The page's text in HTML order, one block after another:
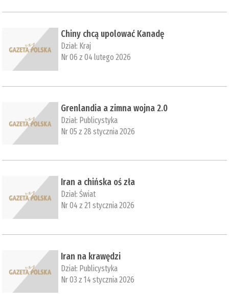
Chiny chcą upolować Kanadę
Dział: Kraj
Nr 06 z 04 lutego 2026
Grenlandia a zimna wojna 2.0
Dział: Publicystyka
Nr 05 z 28 stycznia 2026
Iran a chińska oś zła
Dział:Świat
Nr 04 z 21 stycznia 2026
Iran na krawędzi
Dział: Publicystyka
Nr 03 z 14 stycznia 2026